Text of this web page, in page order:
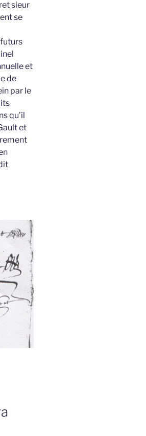
sieur
se
et
de
par le
qu’il
et